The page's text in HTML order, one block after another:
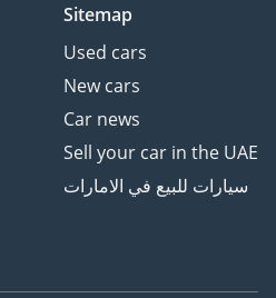
Sitemap
Used cars
New cars
Car news
Sell your car in the UAE
سيارات للبيع في الامارات